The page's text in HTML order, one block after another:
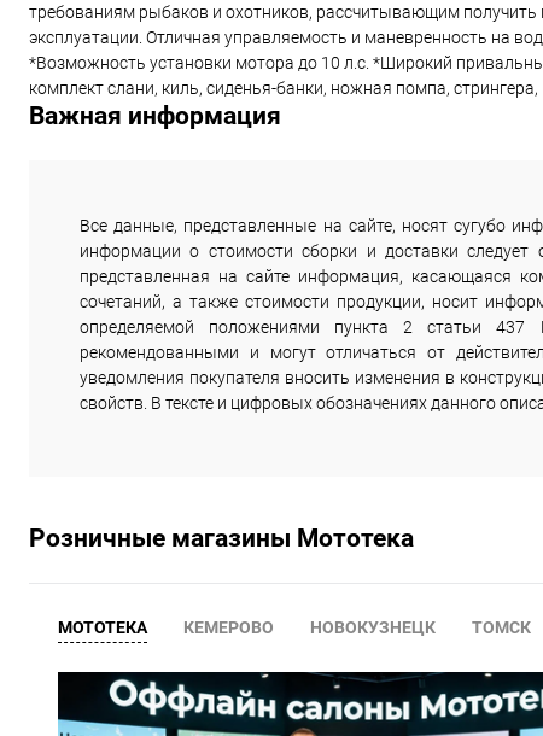
требованиям рыбаков и охотников, рассчитывающим
эксплуатации. Отличная управляемость и маневренность на
*Возможность установки мотора до 10 л.с. *Широкий
комплект слани, киль, сиденья-банки, ножная помпа,
Важная информация
Все данные, представленные на сайте, носят сугубо
информации о стоимости сборки и доставки
представленная на сайте информация, касающаяся
сочетаний, а также стоимости продукции, носит
определяемой положениями пункта 2 статьи 437
рекомендованными и могут отличаться от
уведомления покупателя вносить изменения в
свойств. В тексте и цифровых обозначениях данного
Розничные магазины Мототека
МОТОТЕКА КЕМЕРОВО НОВОКУЗНЕЦК ТОМСК